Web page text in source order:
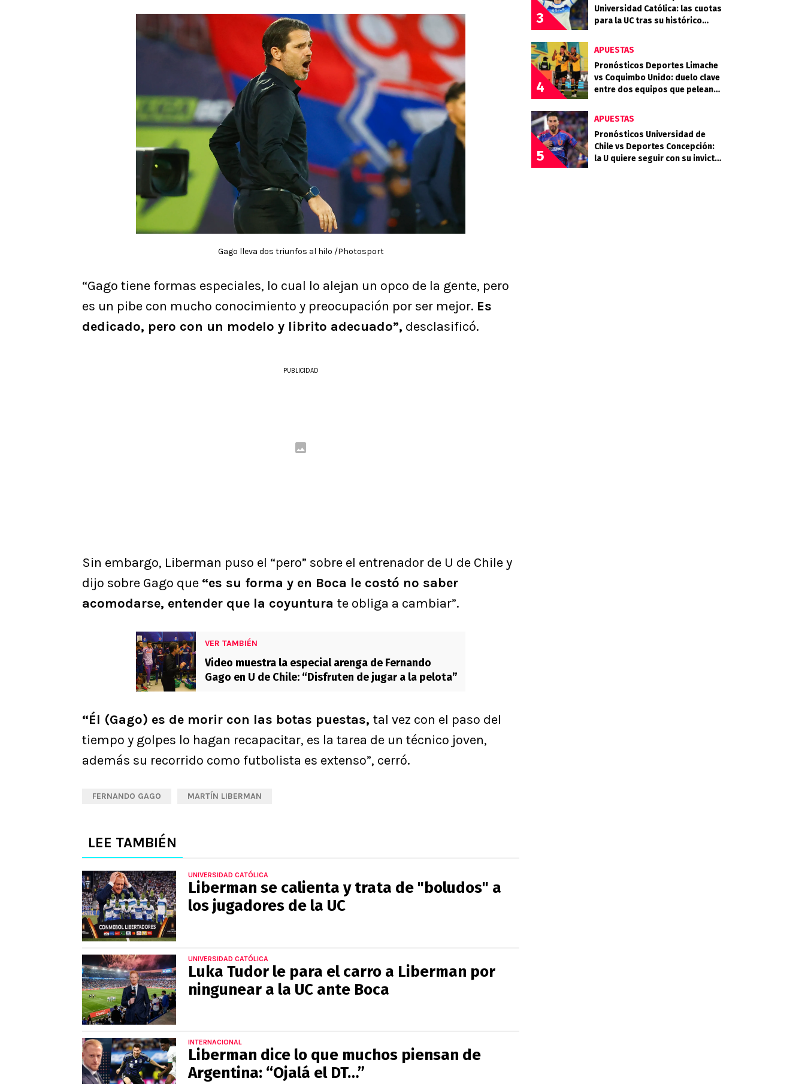
Gago lleva dos triunfos al hilo /Photosport
“Gago tiene formas especiales, lo cual lo alejan un opco de la gente, pero
es un pibe con mucho conocimiento y preocupación por ser mejor. Es
dedicado, pero con un modelo y librito adecuado”, desclasificó.
PUBLICIDAD
Sin embargo, Liberman puso el “pero” sobre el entrenador de U de Chile y
dijo sobre Gago que “es su forma y en Boca le costó no saber
acomodarse, entender que la coyuntura te obliga a cambiar”.
VER TAMBIÉN
Video muestra la especial arenga de Fernando
Gago en U de Chile: “Disfruten de jugar a la pelota”
“Él (Gago) es de morir con las botas puestas, tal vez con el paso del
tiempo y golpes lo hagan recapacitar, es la tarea de un técnico joven,
además su recorrido como futbolista es extenso”, cerró.
FERNANDO GAGO MARTÍN LIBERMAN
LEE TAMBIÉN
UNIVERSIDAD CATÓLICA
Liberman se calienta y trata de "boludos" a
los jugadores de la UC
UNIVERSIDAD CATÓLICA
Luka Tudor le para el carro a Liberman por
ningunear a la UC ante Boca
INTERNACIONAL
Liberman dice lo que muchos piensan de
Argentina: “Ojalá el DT…”
3
Universidad Católica: las cuotas
para la UC tras su histórico
4
APUESTAS
Pronósticos Deportes Limache
vs Coquimbo Unido: duelo clave
entre dos equipos que pelean
5
APUESTAS
Pronósticos Universidad de
Chile vs Deportes Concepción:
la U quiere seguir con su invicto